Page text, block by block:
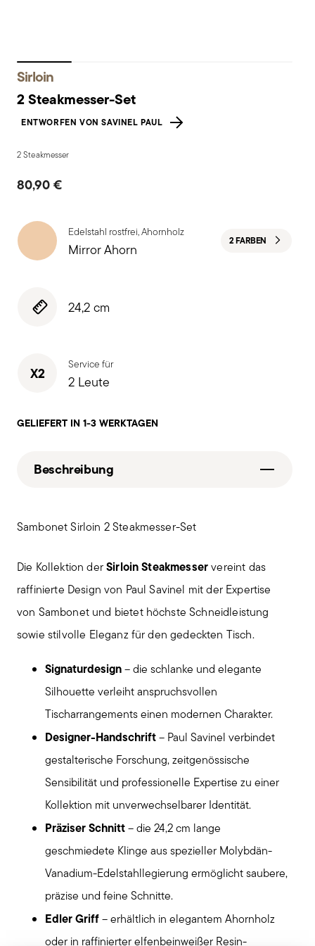
Sirloin
2 Steakmesser-Set
ENTWORFEN VON SAVINEL PAUL
2 Steakmesser
80,90 €
Edelstahl rostfrei, Ahornholz
Mirror Ahorn 2 FARBEN
24,2 cm
X2 Service für
2 Leute
GELIEFERT IN 1-3 WERKTAGEN
Beschreibung
Sambonet Sirloin 2 Steakmesser-Set
Die Kollektion derSirloin Steakmesservereint das
raffinierte Design von Paul Savinel mit der Expertise
von Sambonet und bietet höchste Schneidleistung
sowie stilvolle Eleganz für den gedeckten Tisch.
Signaturdesign– die schlanke und elegante
Silhouette verleiht anspruchsvollen
Tischarrangements einen modernen Charakter.
Designer-Handschrift– Paul Savinel verbindet
gestalterische Forschung, zeitgenössische
Sensibilität und professionelle Expertise zu einer
Kollektion mit unverwechselbarer Identität.
Präziser Schnitt– die 24,2 cm lange
geschmiedete Klinge aus spezieller Molybdän-
Vanadium-Edelstahllegierung ermöglicht saubere,
präzise und feine Schnitte.
Edler Griff– erhältlich in elegantem Ahornholz
oder in raffinierter elfenbeinweißer Resin-